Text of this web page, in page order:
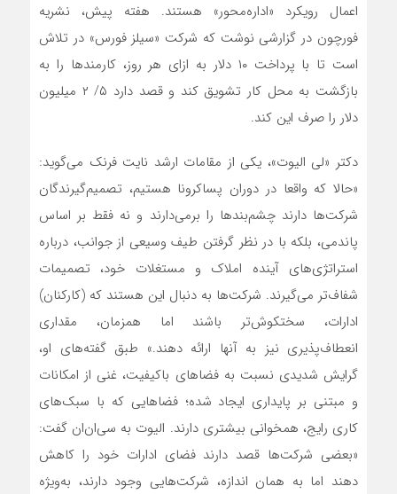
اعمال رویکرد «اداره‌‌‌محور» هستند. هفته پیش، نشریه
فورچون در گزارشی نوشت که شرکت «سیلز فورس» در تلاش
است تا با پرداخت ۱۰ دلار به ازای هر روز، کارمندها را به
بازگشت به محل کار تشویق کند و قصد دارد ۵/ ۲ میلیون
دلار را صرف این کند.
دکتر «لی الیوت»، یکی از مقامات ارشد نایت فرنک می‌‌‌گوید:
«حالا که واقعا در دوران پساکرونا هستیم، تصمیم‌گیرندگان
شرکت‌ها دارند چشم‌‌‌بندها را برمی‌‌‌دارند و نه فقط بر اساس
پاندمی، بلکه با در نظر گرفتن طیف وسیعی از جوانب، درباره
استراتژی‌‌‌های آینده املاک و مستغلات خود، تصمیمات
شفاف‌‌‌تر می‌‌‌گیرند. شرکت‌ها به دنبال این هستند که (کارکنان)
ادارات، سختکوش‌‌‌تر باشند اما همزمان، مقداری
انعطاف‌‌‌پذیری نیز به آنها ارائه دهند.» طبق گفته‌‌‌های او،
گرایش شدیدی نسبت به فضاهای باکیفیت، غنی از امکانات
و مبتنی بر پایداری ایجاد شده؛ فضاهایی که با سبک‌‌‌های
کاری رایج، همخوانی بیشتری دارند. الیوت به سی‌‌‌ان‌‌‌ان گفت:
«بعضی شرکت‌ها قصد دارند فضای ادارات خود را کاهش
دهند اما به همان اندازه، شرکت‌هایی وجود دارند، به‌ویژه